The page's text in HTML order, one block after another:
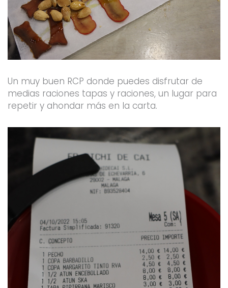
Un muy buen RCP donde puedes disfrutar de
medias raciones tapas y raciones, un lugar para
repetir y ahondar más en la carta.